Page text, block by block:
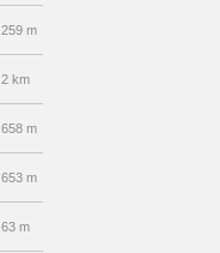
259 m
2 km
658 m
653 m
63 m